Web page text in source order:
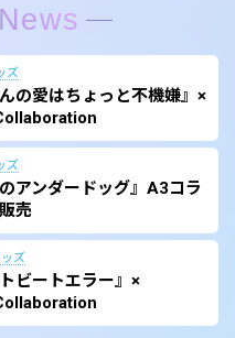
ズ
の愛はちょっと不機嫌』×
ズ
アンダードッグ』A3コラ
売
ズ
ビートエラー』×